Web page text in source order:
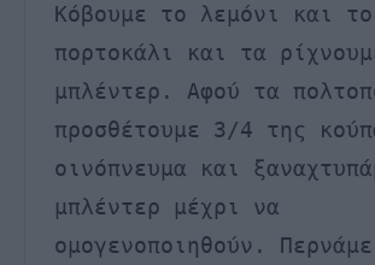
Κόβουμε το λεμόνι και το
πορτοκάλι και τα
μπλέντερ. Αφού τα
προσθέτουμε 3/4 της
οινόπνευμα και
μπλέντερ μέχρι να
ομογενοποιηθούν.